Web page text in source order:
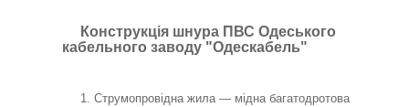
Конструкція шнура ПВС Одеського
кабельного заводу "Одескабель"
Струмопровідна жила — мідна багатодротова